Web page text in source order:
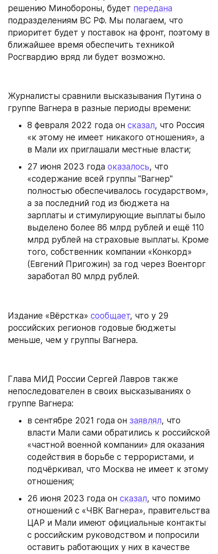
решению Минобороны, будет передана
подразделениям ВС РФ. Мы полагаем, что
приоритет будет у поставок на фронт, поэтому в
ближайшее время обеспечить техникой
Росгвардию вряд ли будет возможно.
Журналисты сравнили высказывания Путина о
группе Вагнера в разные периоды времени:
8 февраля 2022 года он сказал, что Россия
«к этому не имеет никакого отношения», а
в Мали их приглашали местные власти;
27 июня 2023 года оказалось, что
«содержание всей группы "Вагнер"
полностью обеспечивалось государством»,
а за последний год из бюджета на
зарплаты и стимулирующие выплаты было
выделено более 86 млрд рублей и ещё 110
млрд рублей на страховые выплаты. Кроме
того, собственник компании «Конкорд»
(Евгений Пригожин) за год через Военторг
заработал 80 млрд рублей.
Издание «Вёрстка» сообщает, что у 29
российских регионов годовые бюджеты
меньше, чем у группы Вагнера.
Глава МИД России Сергей Лавров также
непоследователен в своих высказываниях о
группе Вагнера:
в сентябре 2021 года он заявлял, что
власти Мали сами обратились к российской
«частной военной компании» для оказания
содействия в борьбе с террористами, и
подчёркивал, что Москва не имеет к этому
отношения;
26 июня 2023 года он сказал, что помимо
отношений с «ЧВК Вагнера», правительства
ЦАР и Мали имеют официальные контакты
с российским руководством и попросили
оставить работающих у них в качестве